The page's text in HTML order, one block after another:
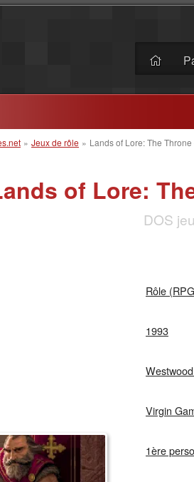
» Jeux de rôle » Lands of Lore: The
of Lore:
DOS
Rôle
1993
Virgin
1ère